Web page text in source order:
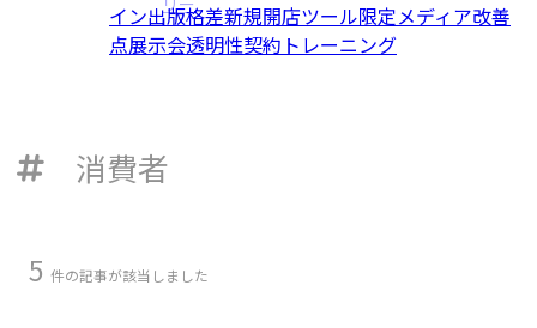
イン出版格差新規開店ツール限定メディア改善
点展示会透明性契約 トレーニング
消費者
5 件の記事が該当しました